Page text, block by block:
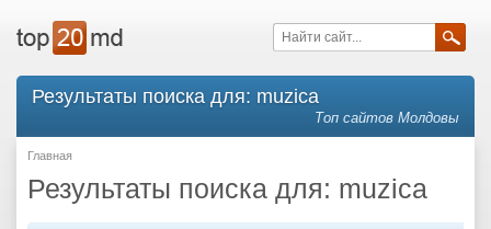
Результаты поиска для: muzica
Топ сайтов Молдовы
Главная
Результаты поиска для: muzica